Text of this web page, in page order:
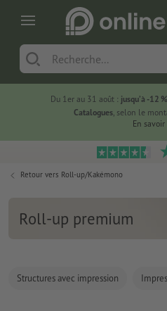
Du 1er au 31 août : jusqu’à -12
Catalogues, selon le
En
Retour vers Roll-up/Kakémono
Roll-up premium
Structures avec impression